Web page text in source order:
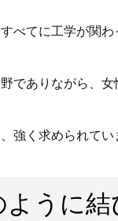
べてに工学が関わ
でありながら、
強く求められてい
うに